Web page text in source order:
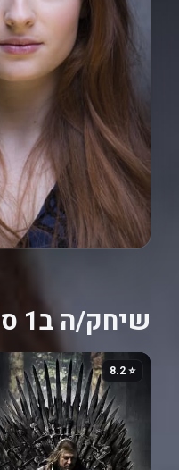
שיחק/ה ב1 סדרות
⭐ 8.2